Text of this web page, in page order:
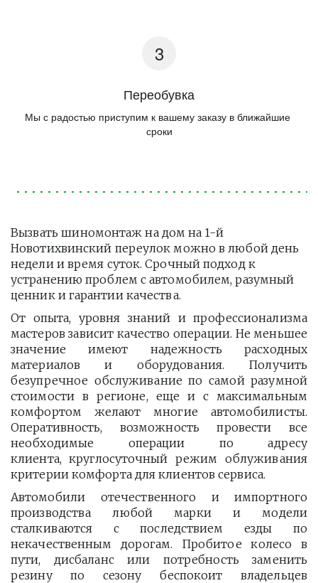
Переобувка
Мы с радостью приступим к вашему заказу в ближайшие
сроки
Вызвать шиномонтаж на дом на 1-й
Новотихвинский переулок можно в любой день
недели и время суток. Срочный подход к
устранению проблем с автомобилем, разумный
ценник и гарантии качества.
От опыта, уровня знаний и профессионализма
мастеров зависит качество операции. Не меньшее
значение имеют надежность расходных
материалов и оборудования. Получить
безупречное обслуживание по самой разумной
стоимости в регионе, еще и с максимальным
комфортом желают многие автомобилисты.
Оперативность, возможность провести все
необходимые операции по адресу
клиента, круглосуточный режим облуживания
критерии комфорта для клиентов сервиса.
Автомобили отечественного и импортного
производства любой марки и модели
сталкиваются с последствием езды по
некачественным дорогам. Пробитое колесо в
пути, дисбаланс или потребность заменить
резину по сезону беспокоит владельцев